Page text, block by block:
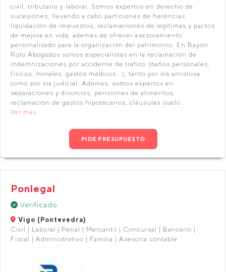
civil, tributario y laboral. Somos expertos en derecho de
sucesiones, llevando a cabo particiones de herencias,
liquidación de impuestos, reclamaciones de legítimas y pactos
de mejora en vida, además de ofrecer asesoramiento
personalizado para la organización del patrimonio. En Bayón
Rolo Abogados somos especialistas en la reclamación de
indemnizaciones por accidente de tráfico (daños personales,
físicos, morales, gastos médicos...), tanto por vía amistosa
como por vía judicial. Además, somos expertos en
separaciones y divorcios, pensiones de alimentos,
reclamación de gastos hipotecarios, cláusulas suelo...
Ver más
PIDE PRESUPUESTO
Ponlegal
Verificado
Vigo (Pontevedra)
Civil | Laboral | Penal | Mercantil | Concursal | Bancario |
Fiscal | Administrativo | Familia | Asesoría contable